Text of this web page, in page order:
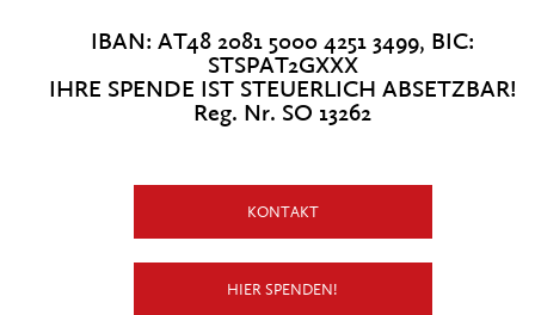
IBAN: AT48 2081 5000 4251 3499, BIC:
STSPAT2GXXX
IHRE SPENDE IST STEUERLICH ABSETZBAR!
Reg. Nr. SO 13262
KONTAKT
HIER SPENDEN!